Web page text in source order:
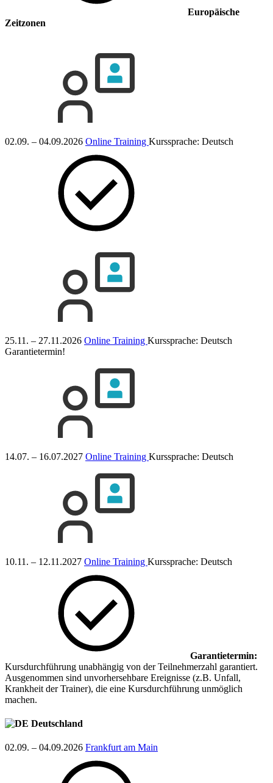
Europäische
Zeitzonen
02.09. – 04.09.2026 Online Training Kurssprache: Deutsch
25.11. – 27.11.2026 Online Training Kurssprache: Deutsch
Garantietermin!
14.07. – 16.07.2027 Online Training Kurssprache: Deutsch
10.11. – 12.11.2027 Online Training Kurssprache: Deutsch
Garantietermin:
Kursdurchführung unabhängig von der Teilnehmerzahl garantiert.
Ausgenommen sind unvorhersehbare Ereignisse (z.B. Unfall,
Krankheit der Trainer), die eine Kursdurchführung unmöglich
machen.
Deutschland
02.09. – 04.09.2026 Frankfurt am Main